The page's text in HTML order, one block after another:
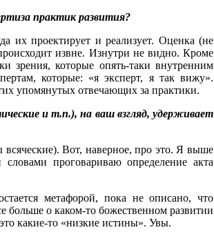
практик развития?
их проектирует и реализует. Оценка (не
извне. Изнутри не видно. Кроме
зрения, которые опять-таки внутренним
которые: «я эксперт, я так вижу».
упомянутых отвечающих за практики.
и т.п.), на ваш взгляд, удерживает
всяческие). Вот, наверное, про это. Я выше
проговариваю определение акта
метафорой, пока не описано, что
больше о каком-то божественном развитии
какие-то «низкие истины». Увы.